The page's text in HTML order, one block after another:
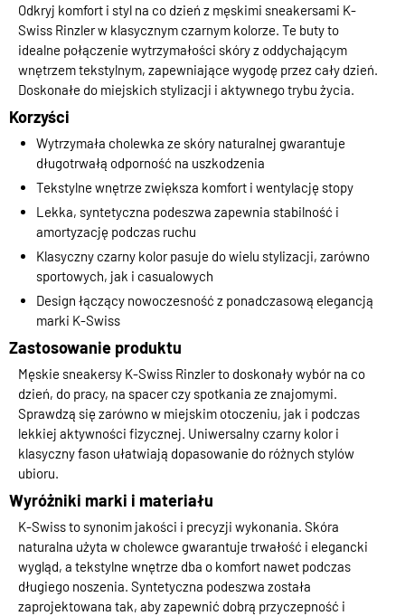
Odkryj komfort i styl na co dzień z męskimi sneakersami K-
Swiss Rinzler w klasycznym czarnym kolorze. Te buty to
idealne połączenie wytrzymałości skóry z oddychającym
wnętrzem tekstylnym, zapewniające wygodę przez cały dzień.
Doskonałe do miejskich stylizacji i aktywnego trybu życia.
Korzyści
Wytrzymała cholewka ze skóry naturalnej gwarantuje
długotrwałą odporność na uszkodzenia
Tekstylne wnętrze zwiększa komfort i wentylację stopy
Lekka, syntetyczna podeszwa zapewnia stabilność i
amortyzację podczas ruchu
Klasyczny czarny kolor pasuje do wielu stylizacji, zarówno
sportowych, jak i casualowych
Design łączący nowoczesność z ponadczasową elegancją
marki K-Swiss
Zastosowanie produktu
Męskie sneakersy K-Swiss Rinzler to doskonały wybór na co
dzień, do pracy, na spacer czy spotkania ze znajomymi.
Sprawdzą się zarówno w miejskim otoczeniu, jak i podczas
lekkiej aktywności fizycznej. Uniwersalny czarny kolor i
klasyczny fason ułatwiają dopasowanie do różnych stylów
ubioru.
Wyróżniki marki i materiału
K-Swiss to synonim jakości i precyzji wykonania. Skóra
naturalna użyta w cholewce gwarantuje trwałość i elegancki
wygląd, a tekstylne wnętrze dba o komfort nawet podczas
długiego noszenia. Syntetyczna podeszwa została
zaprojektowana tak, aby zapewnić dobrą przyczepność i